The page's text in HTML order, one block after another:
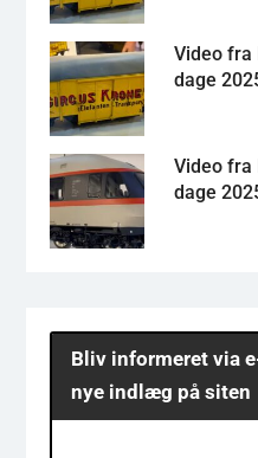
Video fra
dage
Video fra
dage
Bliv informeret via
nye indlæg på siten